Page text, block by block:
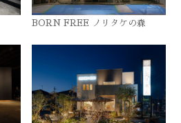
BORN FREE ノリタケの森